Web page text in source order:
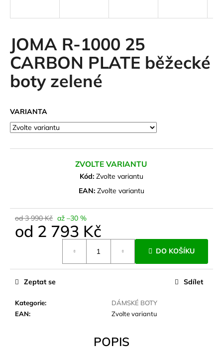
JOMA R-1000 25
CARBON PLATE běžecké
boty zelené
VARIANTA
ZVOLTE VARIANTU
Kód: Zvolte variantu
EAN: Zvolte variantu
od 3 990 Kč až –30 %
od 2 793 Kč
DO KOŠÍKU
Kategorie:
DÁMSKÉ BOTY
EAN: Zvolte variantu
Zeptat se Sdílet
POPIS
í
t
?
u
m
JOMA
SIERRA